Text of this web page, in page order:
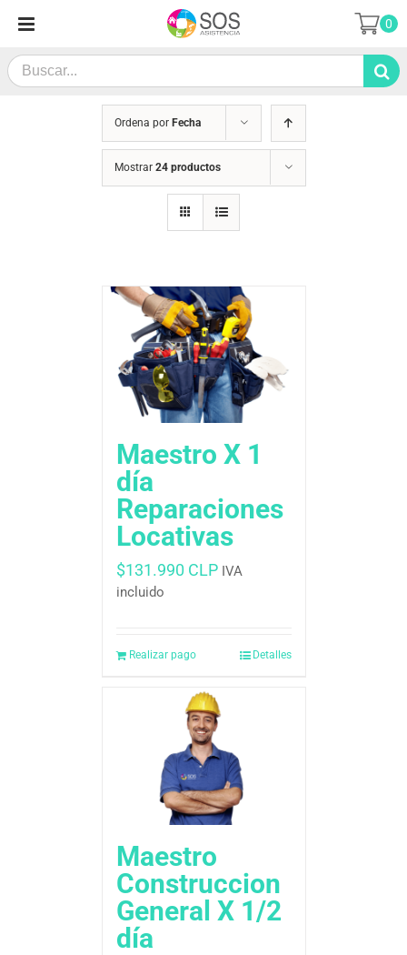
contenido
Search
for:
0
Ordena por Fecha
Mostrar 24 productos
Maestro X 1
día
Reparaciones
Locativas
$131.990 CLP IVA
incluido
Realizar pago Detalles
Maestro
Construccion
General X 1/2
día